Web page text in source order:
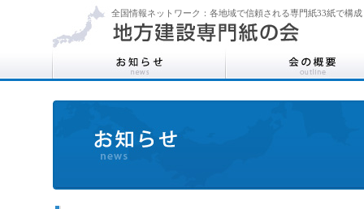
全国情報ネットワーク：各地域で信頼される専門紙33紙で構成